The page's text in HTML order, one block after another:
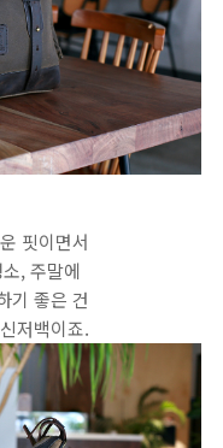
핏이면서
, 주말에
기 좋은 건
저백이죠.